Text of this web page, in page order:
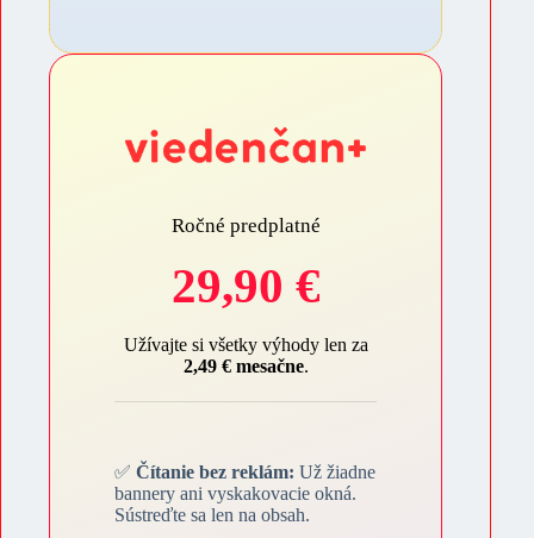
Ročné predplatné
29,90 €
Užívajte si všetky výhody len za
2,49 € mesačne.
✅Čítanie bez reklám: Už žiadne
bannery ani vyskakovacie okná.
Sústreďte sa len na obsah.